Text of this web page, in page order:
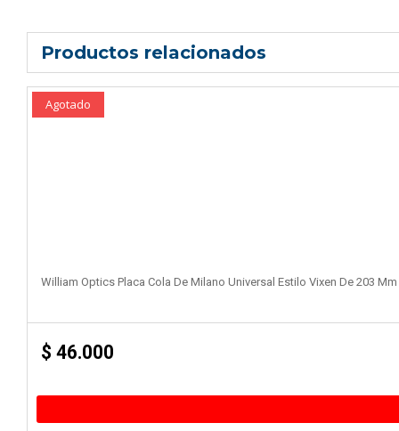
Productos relacionados
Agotado
William Optics Placa Cola De Milano Universal Estilo Vixen De 203 Mm
$ 46.000